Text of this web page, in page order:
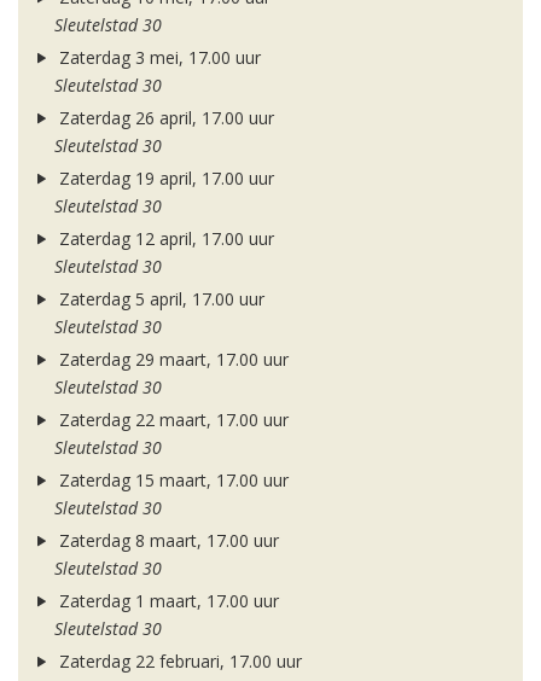
Sleutelstad 30
Zaterdag 3 mei, 17.00 uur
Sleutelstad 30
Zaterdag 26 april, 17.00 uur
Sleutelstad 30
Zaterdag 19 april, 17.00 uur
Sleutelstad 30
Zaterdag 12 april, 17.00 uur
Sleutelstad 30
Zaterdag 5 april, 17.00 uur
Sleutelstad 30
Zaterdag 29 maart, 17.00 uur
Sleutelstad 30
Zaterdag 22 maart, 17.00 uur
Sleutelstad 30
Zaterdag 15 maart, 17.00 uur
Sleutelstad 30
Zaterdag 8 maart, 17.00 uur
Sleutelstad 30
Zaterdag 1 maart, 17.00 uur
Sleutelstad 30
Zaterdag 22 februari, 17.00 uur